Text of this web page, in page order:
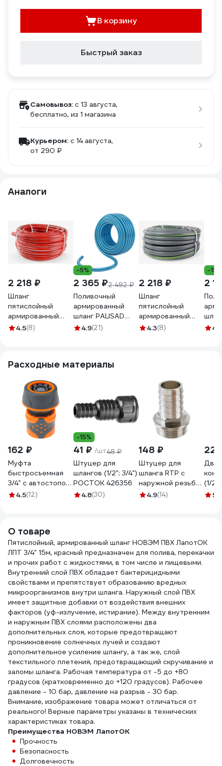
В корзину
Быстрый заказ
Самовывоз: c 13 августа,
бесплатно, из 1 магазина
Курьером: c 14 августа,
от 290 ₽
Аналоги
2 218 ₽
Шланг
пятислойный
армированный
НОВЭМ ЛапотОК
4.5(8)
-5%
2 365 ₽2 492 ₽
Поливочный
армированный
шланг PALISAD
LUXE 4 слоя, 3/4",
4.9(21)
2 218 ₽
Шланг
пятислойный
армированный
НОВЭМ ЛапотОК
4.3(8)
-15%
2
4.7
Расходные материалы
162 ₽
Муфта
быстросъемная
3/4" с автостопом
STARTUL ST6016-
4.5(12)
-15%
41 ₽ /шт48 ₽
Штуцер для
шлангов (1/2"; 3/4")
РОСТОК 426356
4.8(30)
148 ₽
Штуцер для
шланга RTP с
наружной резьбой
G 20х3/4 25157
4.9(14)
(1/
мм)
5
О товаре
Пятислойный, армированный шланг НОВЭМ ПВХ ЛапотОК
ЛПТ 3/4" 15м, красный предназначен для полива, перекачки
и прочих работ с жидкостями, в том числе и пищевыми.
Внутренний слой ПВХ обладает бактерицидными
свойствами и препятствует образованию вредных
микроорганизмов внутри шланга. Наружный слой ПВХ
имеет защитные добавки от воздействия внешних
факторов (уф-излучение, истирание). Между внутренним
и наружным ПВХ слоями расположены два
дополнительных слоя, которые предотвращают
проникновение солнечных лучей и создают
дополнительное усиление шлангу, а так же, слой
текстильного плетения, предотвращающий скручивание и
заломы шланга. Рабочая температура от -5 до +80
градусов (кратковременно до +120 градусов). Рабочее
давление - 10 бар, давление на разрыв - 30 бар.
Внимание, изображение товара может отличаться от
реального! Верные параметры указаны в технических
характеристиках товара.
Преимущества НОВЭМ ЛапотОК
Прочность
Безопасность
Долговечность